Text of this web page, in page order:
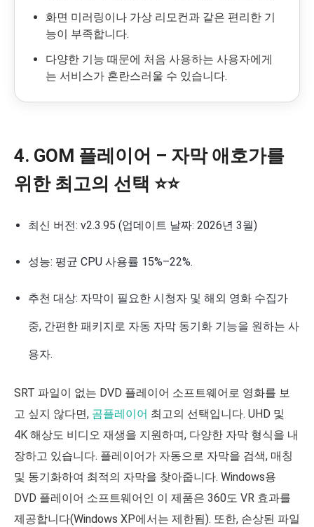
화면 미러링이나 가상 리모컨과 같은 편리한 기
능이 부족합니다.
다양한 기능 때문에 처음 사용하는 사용자에게
는 서비스가 혼란스러울 수 있습니다.
4. GOM 플레이어 – 자막 애호가를
위한 최고의 선택 ⭐⭐
최신 버전: v2.3.95 (업데이트 날짜: 2026년 3월)
성능: 평균 CPU 사용률 15%–22%.
추천 대상: 자막이 필요한 시청자 및 해외 영화 수집가
중, 간편한 패키지로 자동 자막 동기화 기능을 원하는 사
용자.
SRT 파일이 없는 DVD 플레이어 소프트웨어로 영화를 보
고 싶지 않다면, 곰플레이어 최고의 선택입니다. UHD 및
4K 해상도 비디오 재생을 지원하며, 다양한 자막 형식을 내
장하고 있습니다. 플레이어가 자동으로 자막을 검색, 매칭
및 동기화하여 최적의 자막을 찾아줍니다. Windows용
DVD 플레이어 소프트웨어인 이 제품은 360도 VR 효과를
제공합니다(Windows XP에서는 제한됨). 또한, 손상된 파일